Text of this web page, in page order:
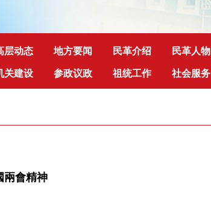
层动态 地方要闻 民革介绍 民革人物
关建设 参政议政 祖统工作 社会服务
兩會精神